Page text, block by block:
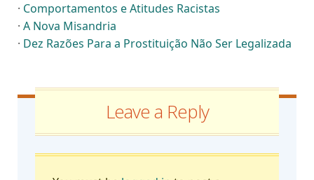
· Comportamentos e Atitudes Racistas
· A Nova Misandria
· Dez Razões Para a Prostituição Não Ser Legalizada
Leave a Reply